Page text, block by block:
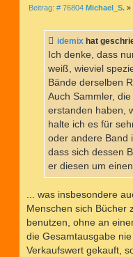
Beitrag: # 76804B
r
a
Michael_S. »
idemix hat
Ich denke, dass
weiß, wieviel
Bände derselben
Auch Sammler,
erstanden haben,
halte ich es für
oder andere Band
dass sich dessen
er diesen um
... was insbesondere
Menschen sich Bücher
benutzen, ohne an
die Gesamtausgabe
Verkaufswert gekauft,